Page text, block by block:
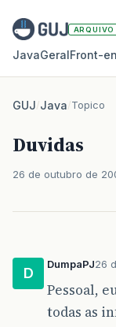
ARQUIVO
JavaGeral
GUJ/Java/Topico
Duvidas
26 de outubro de
D
DumpaPJ26
Pessoal,
todas as